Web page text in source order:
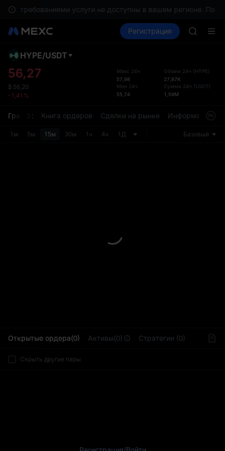
требованиями услуги не доступны в вашем регионе. По
Рынки Спот Фьючерсы
Регистрация
SHOP
BLESS
LLY
BLESS
HYPE/USDT
56,27
$ 56,20
-1,41%
Макс 24ч
57,98
Мин 24ч
55,74
Объем 24ч (HYPE)
27,87K
Сумма 24ч (USDT)
1,59M
График Книга ордеров Сделки на рынке Информация
1м 5м 15м 30м 1ч 4ч 1Д Базовый
Открытые ордера(0) Активы(0) Стратегии (0)
Скрыть другие пары